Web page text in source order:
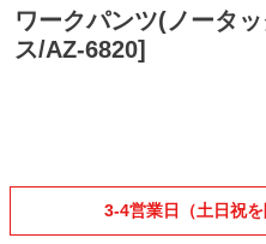
ワークパンツ(ノータ
ス/AZ-6820]
3-4営業日（土日祝